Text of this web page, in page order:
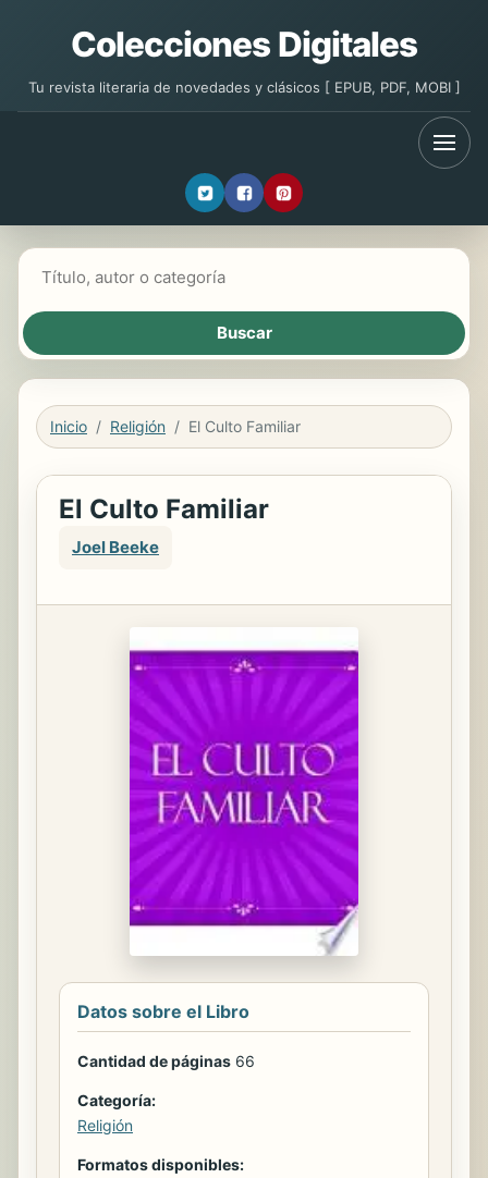
Colecciones Digitales
Tu revista literaria de novedades y clásicos [ EPUB, PDF, MOBI ]
Inicio Religión El Culto Familiar
El Culto Familiar
Joel Beeke
Datos sobre el Libro
Cantidad de páginas 66
Categoría:
Religión
Formatos disponibles: